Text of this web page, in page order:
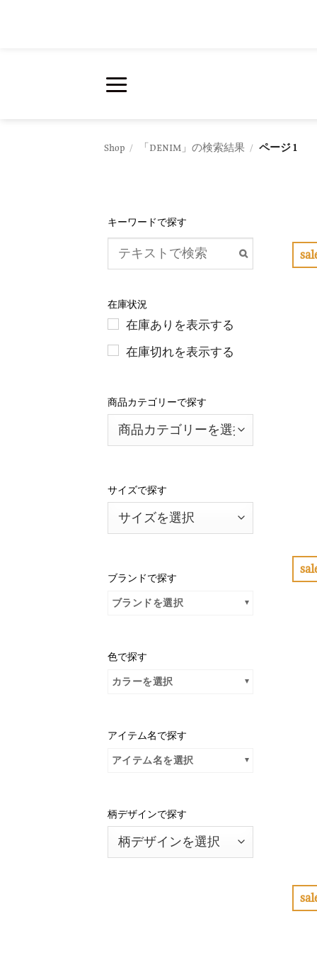
Shop / 「DENIM」の検索結果 / ページ 1
キーワードで探す
在庫状況
在庫ありを表示する
在庫切れを表示する
商品カテゴリーで探す
サイズで探す
ブランドで探す
ブランドを選択
色で探す
カラーを選択
アイテム名で探す
アイテム名を選択
柄デザインで探す